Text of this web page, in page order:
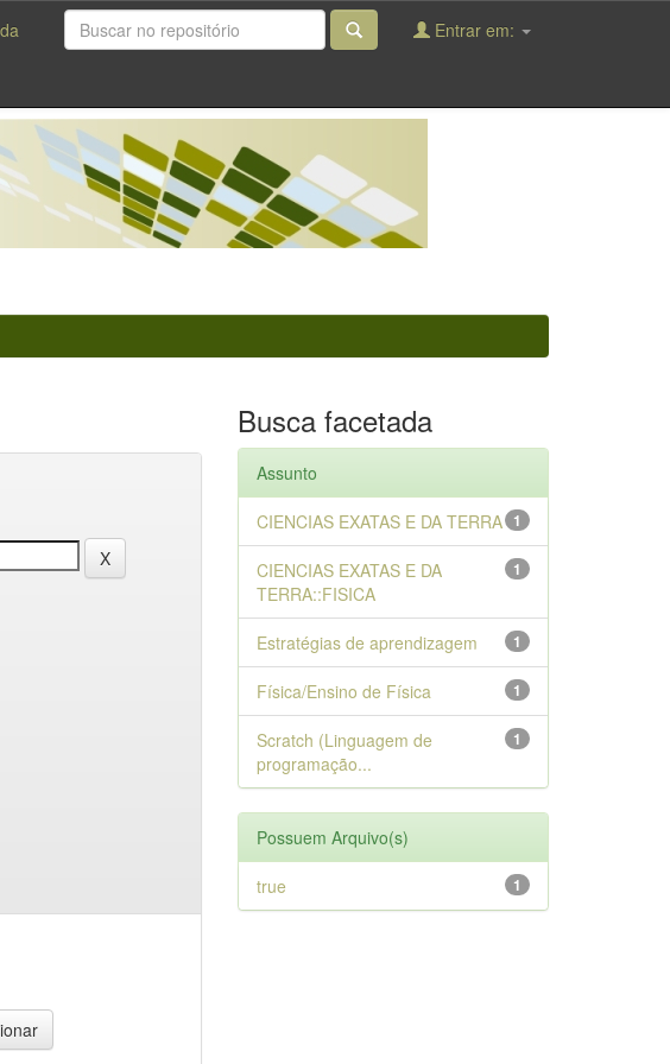
Entrar em:
Busca facetada
Assunto
1
CIENCIAS EXATAS E DA TERRA
1
CIENCIAS EXATAS E DA
TERRA::FISICA
1
Estratégias de aprendizagem
1
Física/Ensino de Física
1
Scratch (Linguagem de
programação...
Possuem Arquivo(s)
1
true